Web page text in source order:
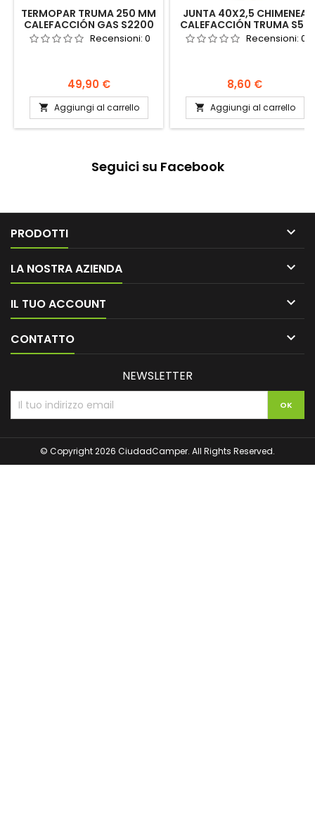
TERMOPAR TRUMA 250 MM
CALEFACCIÓN GAS S2200
S3000 S3002 S5002
30050-13900
Recensioni: 0
Prezzo
49,90 €
 Aggiungi al carrello
JUNTA 40X2,5 CHIMENEA
CALEFACCIÓN TRUMA S55
E2800 E4000 C3402
C6002 COMBI D
Recensioni: 0
Prezzo
8,60 €
 Aggiungi al carrello
Seguici su Facebook
PRODOTTI 
LA NOSTRA AZIENDA 
IL TUO ACCOUNT 
CONTATTO 
NEWSLETTER
© Copyright 2026 CiudadCamper. All Rights Reserved.